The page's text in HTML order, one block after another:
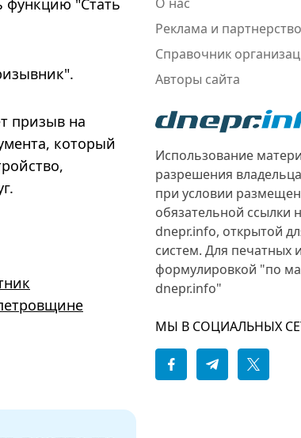
функцию "Стать
призыв на
который
Реклама и партнерство
Справочник
Авторы сайта
Использование
разрешения
при условии
обязательной ссылки
dnepr.info, открытой
систем. Для печатных
формулировкой "по
dnepr.info"
МЫ В СОЦИАЛЬНЫХ